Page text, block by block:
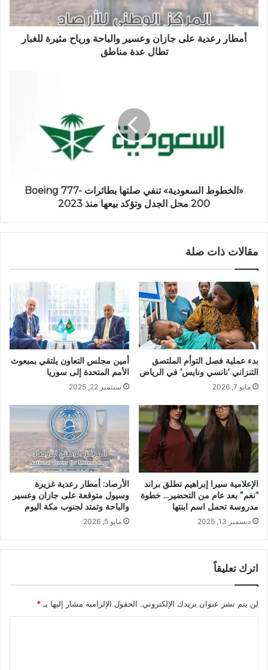
أمطار رعدية على جازان وعسير والباحة ورياح مثيرة للغبار
تطال عدة مناطق
«الخطوط السعودية» تنفي صلتها بطائرات Boeing 777-
200 محل الجدل وتؤكد بيعها منذ 2023
مقالات ذات صلة
بدء عملية فصل التوأم الملتصق
التنزاني ‘نانسي ونايس’ في الرياض
مايو 7, 2026
أمين مجلس التعاون يلتقي بمبعوث
الأمم المتحدة إلى سوريا
سبتمبر 22, 2025
الإعلامية سيرا إبراهيم تطلق براند
“نغم” بعد عام من التحضير… خطوة
مدروسة تحمل اسم ابنتها
ديسمبر 13, 2025
الأرصاد: أمطار رعدية غزيرة
وسيول متوقعة على جازان وعسير
والباحة وتمتد لجنوب مكة اليوم
مايو 5, 2026
اترك تعليقاً
لن يتم نشر عنوان بريدك الإلكتروني. الحقول الإلزامية مشار إليها بـ *